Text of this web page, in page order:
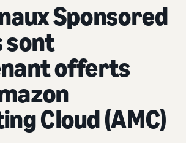
Sponsored
sont
offerts
Cloud (AMC)